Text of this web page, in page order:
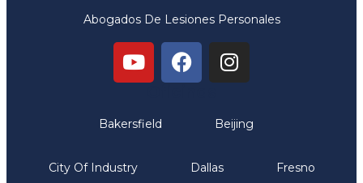
Abogados De Lesiones Personales
Bakersfield Beijing
City Of Industry Dallas Fresno